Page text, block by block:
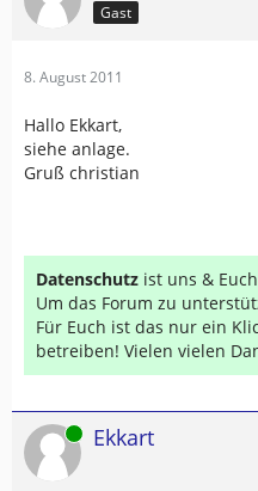
Gast
8. August 2011
Hallo Ekkart,
siehe anlage.
Gruß christian
Datenschutz ist uns &
Um das Forum zu
Für Euch ist das nur ein
betreiben! Vielen vielen
Online Ekkart